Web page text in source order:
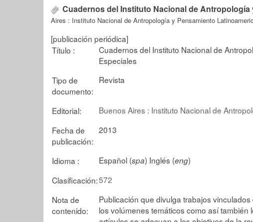
Cuadernos del Instituto Nacional de
Aires : Instituto Nacional de Antropología y Pensamiento
[publicación periódica]
Título :
Cuadernos del Instituto Nacional de
Especiales
Tipo de
documento:
Revista
Editorial:
Buenos Aires : Instituto Nacional de
Fecha de
publicación:
2013
Idioma : Español (spa) Inglés (eng)
Clasificación:572
Nota de
contenido:
Publicación que divulga trabajos
los volúmenes temáticos como así